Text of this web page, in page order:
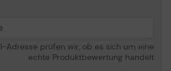
Adresse prüfen wir, ob es sich um eine
echte Produktbewertung handelt